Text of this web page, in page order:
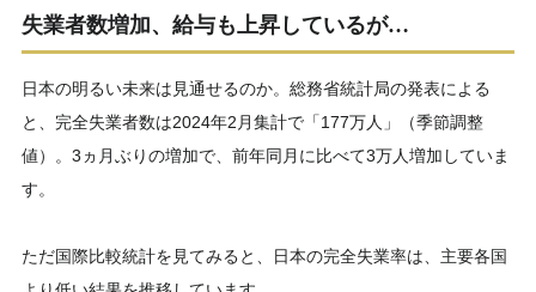
失業者数増加、給与も上昇しているが…
日本の明るい未来は見通せるのか。総務省統計局の発表による
と、完全失業者数は2024年2月集計で「177万人」（季節調整
値）。3ヵ月ぶりの増加で、前年同月に比べて3万人増加していま
す。
ただ国際比較統計を見てみると、日本の完全失業率は、主要各国